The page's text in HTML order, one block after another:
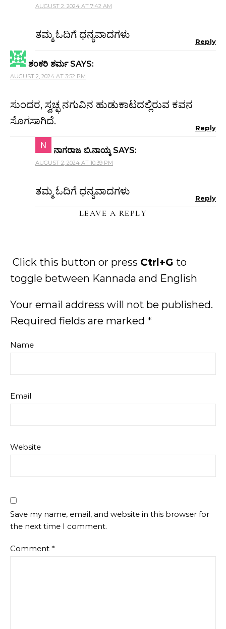
AUGUST 2, 2024 AT 7:42 AM
ತಮ್ಮ ಓದಿಗೆ ಧನ್ಯವಾದಗಳು
Reply
ಶಂಕರಿ ಶರ್ಮ SAYS:
AUGUST 2, 2024 AT 3:52 PM
ಸುಂದರ, ಸ್ವಚ್ಛ ನಗುವಿನ ಹುಡುಕಾಟದಲ್ಲಿರುವ ಕವನ
ಸೊಗಸಾಗಿದೆ.
Reply
ನಾಗರಾಜ ಬಿ.ನಾಯ್ಕ SAYS:
AUGUST 2, 2024 AT 10:39 PM
ತಮ್ಮ ಓದಿಗೆ ಧನ್ಯವಾದಗಳು
Reply
LEAVE A REPLY
Click this button or press Ctrl+G to
toggle between Kannada and English
Your email address will not be published.
Required fields are marked *
Name
Email
Website
Save my name, email, and website in this browser for
the next time I comment.
Comment *